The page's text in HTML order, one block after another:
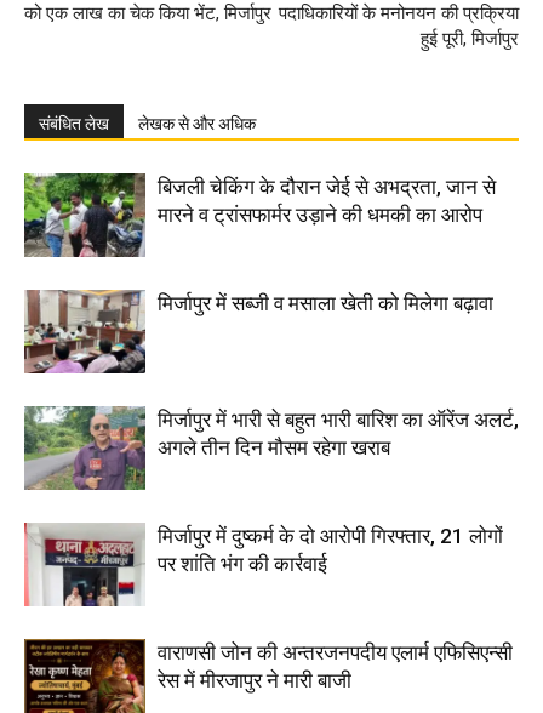
को एक लाख का चेक किया भेंट, मिर्जापुर पदाधिकारियों के मनोनयन की प्रक्रिया
हुई पूरी, मिर्जापुर
संबंधित लेख लेखक से और अधिक
बिजली चेकिंग के दौरान जेई से अभद्रता, जान से
मारने व ट्रांसफार्मर उड़ाने की धमकी का आरोप
मिर्जापुर में सब्जी व मसाला खेती को मिलेगा बढ़ावा
मिर्जापुर में भारी से बहुत भारी बारिश का ऑरेंज अलर्ट,
अगले तीन दिन मौसम रहेगा खराब
मिर्जापुर में दुष्कर्म के दो आरोपी गिरफ्तार, 21 लोगों
पर शांति भंग की कार्रवाई
वाराणसी जोन की अन्तरजनपदीय एलार्म एफिसिएन्सी
रेस में मीरजापुर ने मारी बाजी